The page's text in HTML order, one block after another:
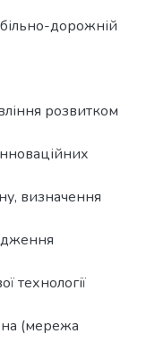
дорожній
розвитком
визначення
технології
(мережа